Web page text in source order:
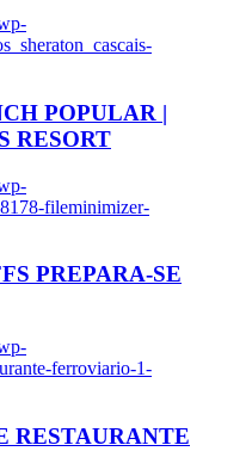
POPULAR |
RESORT
fileminimizer-
PREPARA-SE
ferroviario-1-
RESTAURANTE